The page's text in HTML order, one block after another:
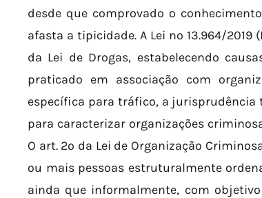
desde que comprovado o
afasta a tipicidade. A Lei nº 13.964/
da Lei de Drogas, estabelecendo
praticado em associação com
específica para tráfico, a jurisprudência
para caracterizar organizações
O art. 2º da Lei de Organização
ou mais pessoas estruturalmente
ainda que informalmente, com